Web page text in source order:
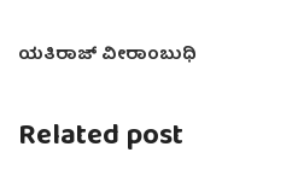
ಯತಿರಾಜ್‌ ವೀರಾಂಬುಧಿ
Related post